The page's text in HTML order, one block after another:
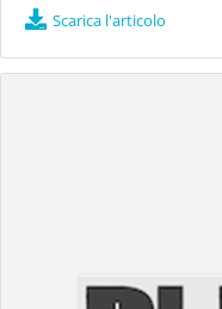
Scarica l'articolo